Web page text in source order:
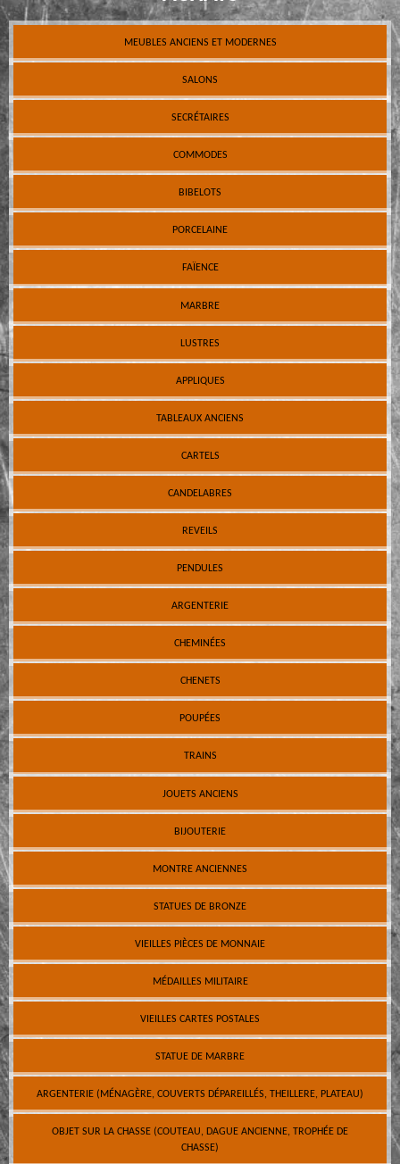
MEUBLES ANCIENS ET MODERNES
SALONS
SECRÉTAIRES
COMMODES
BIBELOTS
PORCELAINE
FAÏENCE
MARBRE
LUSTRES
APPLIQUES
TABLEAUX ANCIENS
CARTELS
CANDELABRES
REVEILS
PENDULES
ARGENTERIE
CHEMINÉES
CHENETS
POUPÉES
TRAINS
JOUETS ANCIENS
BIJOUTERIE
MONTRE ANCIENNES
STATUES DE BRONZE
VIEILLES PIÈCES DE MONNAIE
MÉDAILLES MILITAIRE
VIEILLES CARTES POSTALES
STATUE DE MARBRE
ARGENTERIE (MÉNAGÈRE, COUVERTS DÉPAREILLÉS, THEILLERE, PLATEAU)
OBJET SUR LA CHASSE (COUTEAU, DAGUE ANCIENNE, TROPHÉE DE
CHASSE)